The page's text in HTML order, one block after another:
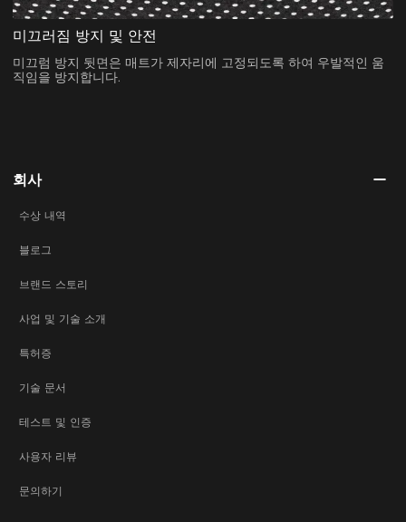
미끄러짐 방지 및 안전
미끄럼 방지 뒷면은 매트가 제자리에 고정되도록 하여 우발적인 움
직임을 방지합니다.
회사
수상 내역
블로그
브랜드 스토리
사업 및 기술 소개
특허증
기술 문서
테스트 및 인증
사용자 리뷰
문의하기